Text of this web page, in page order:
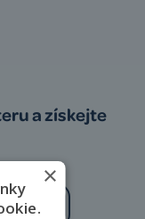
a získejte
×